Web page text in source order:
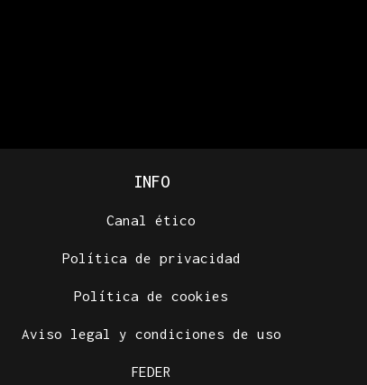
INFO
Canal ético
Política de privacidad
Política de cookies
Aviso legal y condiciones de uso
FEDER